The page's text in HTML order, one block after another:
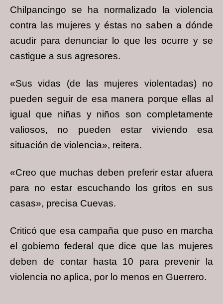
Chilpancingo se ha normalizado la violencia
contra las mujeres y éstas no saben a dónde
acudir para denunciar lo que les ocurre y se
castigue a sus agresores.
«Sus vidas (de las mujeres violentadas) no
pueden seguir de esa manera porque ellas al
igual que niñas y niños son completamente
valiosos, no pueden estar viviendo esa
situación de violencia», reitera.
«Creo que muchas deben preferir estar afuera
para no estar escuchando los gritos en sus
casas», precisa Cuevas.
Criticó que esa campaña que puso en marcha
el gobierno federal que dice que las mujeres
deben de contar hasta 10 para prevenir la
violencia no aplica, por lo menos en Guerrero.